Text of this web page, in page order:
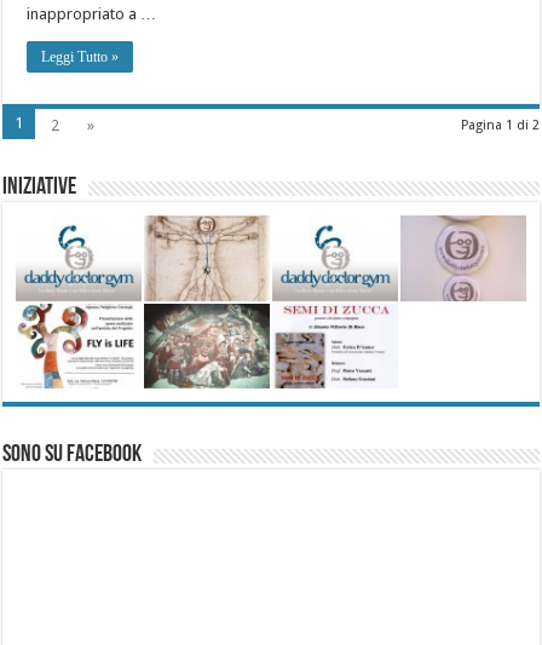
inappropriato a …
Leggi Tutto »
Pagina 1 di 2
1 2 »
Iniziative
Sono su Facebook